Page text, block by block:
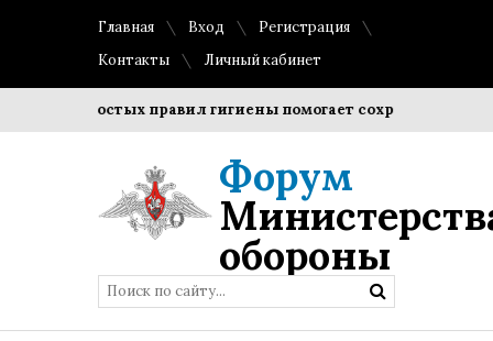
Главная Вход
Регистрация
Контакты
Личный кабинет
простых правил гигиены помогает сохранить
Форум
обороны